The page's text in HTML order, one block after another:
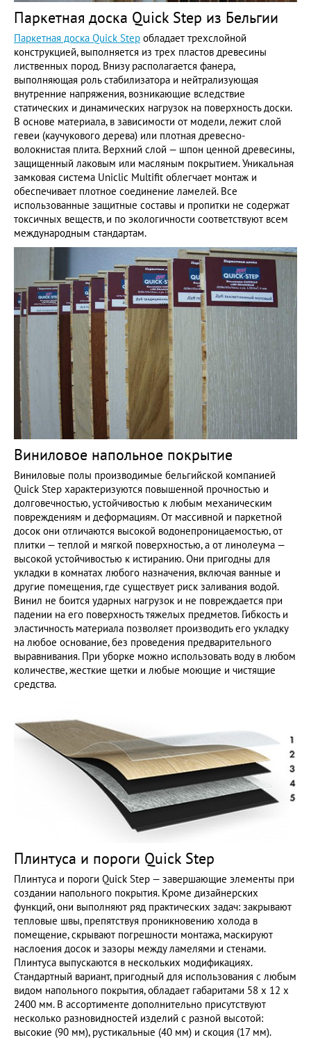
Паркетная доска Quick Step из Бельгии
Паркетная доска Quick Step обладает трехслойной
конструкцией, выполняется из трех пластов древесины
лиственных пород. Внизу располагается фанера,
выполняющая роль стабилизатора и нейтрализующая
внутренние напряжения, возникающие вследствие
статических и динамических нагрузок на поверхность доски.
В основе материала, в зависимости от модели, лежит слой
гевеи (каучукового дерева) или плотная древесно-
волокнистая плита. Верхний слой — шпон ценной древесины,
защищенный лаковым или масляным покрытием. Уникальная
замковая система Uniclic Multifit облегчает монтаж и
обеспечивает плотное соединение ламелей. Все
использованные защитные составы и пропитки не содержат
токсичных веществ, и по экологичности соответствуют всем
международным стандартам.
Виниловое напольное покрытие
Виниловые полы производимые бельгийской компанией
Quick Step характеризуются повышенной прочностью и
долговечностью, устойчивостью к любым механическим
повреждениям и деформациям. От массивной и паркетной
досок они отличаются высокой водонепроницаемостью, от
плитки — теплой и мягкой поверхностью, а от линолеума —
высокой устойчивостью к истиранию. Они пригодны для
укладки в комнатах любого назначения, включая ванные и
другие помещения, где существует риск заливания водой.
Винил не боится ударных нагрузок и не повреждается при
падении на его поверхность тяжелых предметов. Гибкость и
эластичность материала позволяет производить его укладку
на любое основание, без проведения предварительного
выравнивания. При уборке можно использовать воду в любом
количестве, жесткие щетки и любые моющие и чистящие
средства.
Плинтуса и пороги Quick Step
Плинтуса и пороги Quick Step — завершающие элементы при
создании напольного покрытия. Кроме дизайнерских
функций, они выполняют ряд практических задач: закрывают
тепловые швы, препятствуя проникновению холода в
помещение, скрывают погрешности монтажа, маскируют
наслоения досок и зазоры между ламелями и стенами.
Плинтуса выпускаются в нескольких модификациях.
Стандартный вариант, пригодный для использования с любым
видом напольного покрытия, обладает габаритами 58 х 12 х
2400 мм. В ассортименте дополнительно присутствуют
несколько разновидностей изделий с разной высотой:
высокие (90 мм), рустикальные (40 мм) и скоция (17 мм).